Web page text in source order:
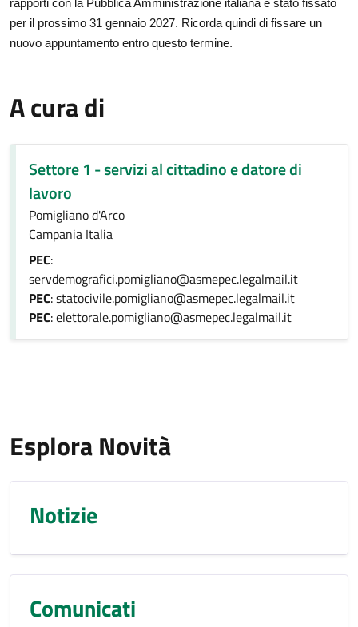
rapporti con la Pubblica Amministrazione italiana è stato fissato
per il prossimo 31 gennaio 2027. Ricorda quindi di fissare un
nuovo appuntamento entro questo termine.
A cura di
Settore 1 - servizi al cittadino e datore di
lavoro
Pomigliano d'Arco
Campania Italia
PEC:
servdemografici.pomigliano@asmepec.legalmail.it
PEC: statocivile.pomigliano@asmepec.legalmail.it
PEC: elettorale.pomigliano@asmepec.legalmail.it
Esplora Novità
Notizie
Comunicati